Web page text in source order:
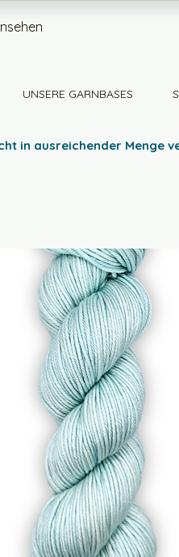
UNSERE GARNBASES
in ausreichender Menge